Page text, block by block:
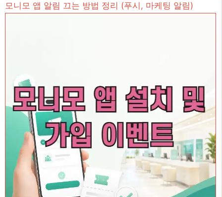
모니모 앱 알림 끄는 방법 정리 (푸시, 마케팅 알림)